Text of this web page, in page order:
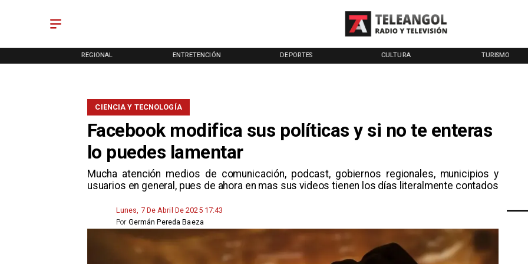
REGIONAL ENTRETENCIÓN DEPORTES CULTURA TURISMO
Facebook modifica sus políticas y si no te enteras
lo puedes lamentar
Mucha atención medios de comunicación, podcast, gobiernos regionales, municipios y
usuarios en general, pues de ahora en mas sus videos tienen los días literalmente contados
CIENCIA Y TECNOLOGÍA
Lunes, 7 De Abril De 2025 17:43
Germán Pereda Baeza
Por